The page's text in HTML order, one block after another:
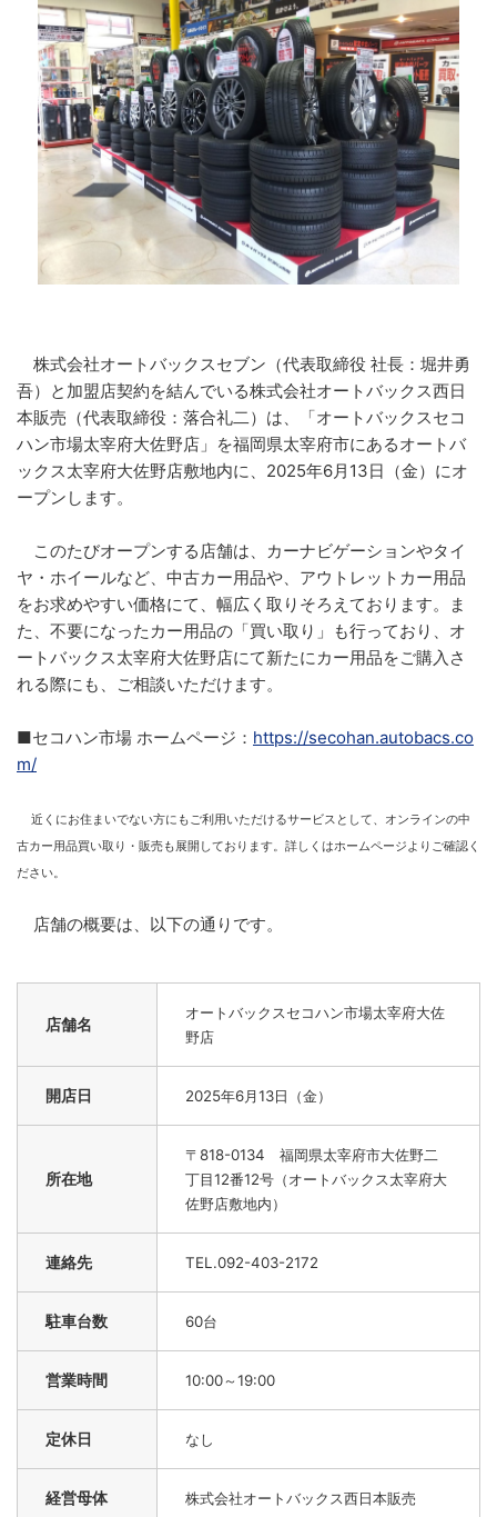
株式会社オートバックスセブン（代表取締役 社長：堀井勇
吾）と加盟店契約を結んでいる株式会社オートバックス西日
本販売（代表取締役：落合礼二）は、「オートバックスセコ
ハン市場太宰府大佐野店」を福岡県太宰府市にあるオートバ
ックス太宰府大佐野店敷地内に、2025年6月13日（金）にオ
ープンします。
このたびオープンする店舗は、カーナビゲーションやタイ
ヤ・ホイールなど、中古カー用品や、アウトレットカー用品
をお求めやすい価格にて、幅広く取りそろえております。ま
た、不要になったカー用品の「買い取り」も行っており、オ
ートバックス太宰府大佐野店にて新たにカー用品をご購入さ
れる際にも、ご相談いただけます。
■セコハン市場 ホームページ： https://secohan.autobacs.co
m/
近くにお住まいでない方にもご利用いただけるサービスとして、オンラインの中
古カー用品買い取り・販売も展開しております。詳しくはホームページよりご確認く
ださい。
店舗の概要は、以下の通りです。
店舗名
オートバックスセコハン市場太宰府大佐
野店
開店日 2025年6月13日（金）
所在地
〒818-0134 福岡県太宰府市大佐野二
丁目12番12号（オートバックス太宰府大
佐野店敷地内）
連絡先 TEL.092-403-2172
駐車台数 60台
営業時間 10:00～19:00
定休日 なし
経営母体 株式会社オートバックス西日本販売